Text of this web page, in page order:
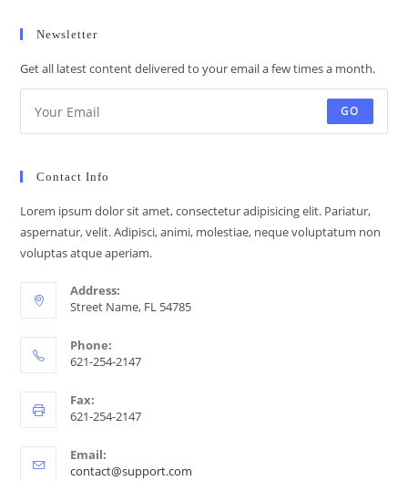
Newsletter
Get all latest content delivered to your email a few times a month.
GO
Contact Info
Lorem ipsum dolor sit amet, consectetur adipisicing elit. Pariatur,
aspernatur, velit. Adipisci, animi, molestiae, neque voluptatum non
voluptas atque aperiam.
Address:
Street Name, FL 54785
Phone:
621-254-2147
Fax:
621-254-2147
Email:
contact@support.com